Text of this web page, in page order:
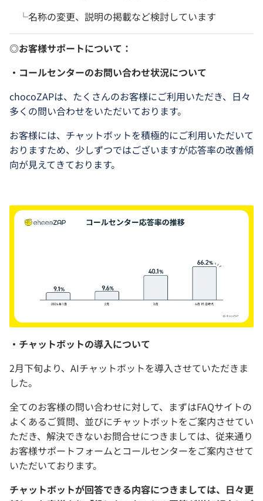
└名称の変更、説明の掲載など検討しています
◎お客様サポートについて：
・コールセンターのお問い合わせ状況について
chocoZAPは、たくさんのお客様にご利用いただき、日々
多くの問い合わせをいただいております。
お客様には、チャットボットを積極的にご利用いただいて
おりますため、少しずつではございますが応答率の改善傾
向が見えてきております。
・チャットボットの導入について
2月下旬より、AIチャットボットを導入させていただきま
した。
全てのお客様の問い合わせに対して、まずはFAQサイトの
よくあるご質問、並びにチャットボットをご案内させてい
ただき、解決できないお問合せにつきましては、従来通り
お客様サポートフォームとコールセンターをご案内させて
いただいております。
チャットボットが回答できる内容につきましては、日々更